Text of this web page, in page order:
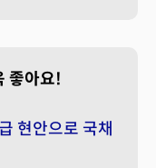
좋아요!
현안으로 국채